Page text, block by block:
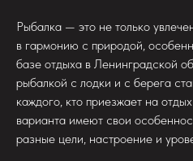
Рыбалка — это не только
в гармонию с природой,
базе отдыха в Ленинградской
рыбалкой с лодки и с берега
каждого, кто приезжает на
варианта имеют свои
разные цели, настроение и